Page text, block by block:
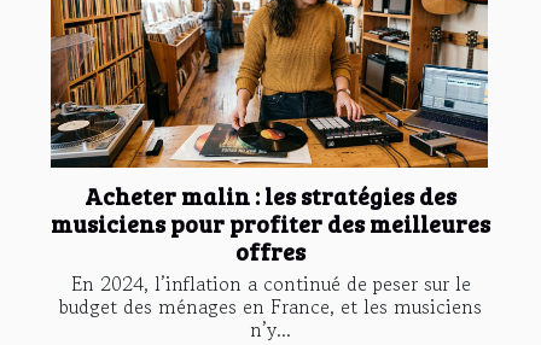
Acheter malin : les stratégies des
musiciens pour profiter des meilleures
offres
En 2024, l’inflation a continué de peser sur le
budget des ménages en France, et les musiciens
n’y...